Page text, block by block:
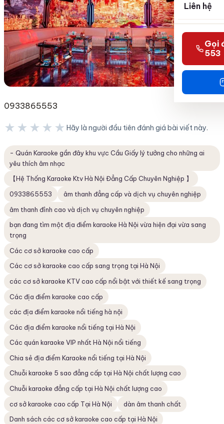
Liên hệ
Gọi
553
0933865553
★★★★★ Hãy là người đầu tiên đánh giá bài viết này.
- Quán Karaoke gần đây khu vực Cầu Giấy lý tưởng cho những ai
yêu thích âm nhạc
【Hệ Thống Karaoke Ktv Hà Nội Đẳng Cấp Chuyên Nghiệp 】
0933865553
âm thanh đẳng cấp và dịch vụ chuyên nghiệp
âm thanh đỉnh cao và dịch vụ chuyên nghiệp
bạn đang tìm một địa điểm karaoke Hà Nội vừa hiện đại vừa sang
trọng
Các cơ sở karaoke cao cấp
Các cơ sở karaoke cao cấp sang trọng tại Hà Nội
các cơ sở karaoke KTV cao cấp nổi bật với thiết kế sang trọng
Các địa điểm karaoke cao cấp
các địa điểm karaoke nổi tiếng hà nội
Các địa điểm karaoke nổi tiếng tại Hà Nội
Các quán karaoke VIP nhất Hà Nội nổi tiếng
Chia sẻ địa điểm Karaoke nổi tiếng tại Hà Nội
Chuỗi karaoke 5 sao đẳng cấp tại Hà Nội chất lượng cao
Chuỗi karaoke đẳng cấp tại Hà Nội chất lượng cao
cơ sở karaoke cao cấp Tại Hà Nội
dàn âm thanh chất
Danh sách các cơ sở karaoke cao cấp tại Hà Nội